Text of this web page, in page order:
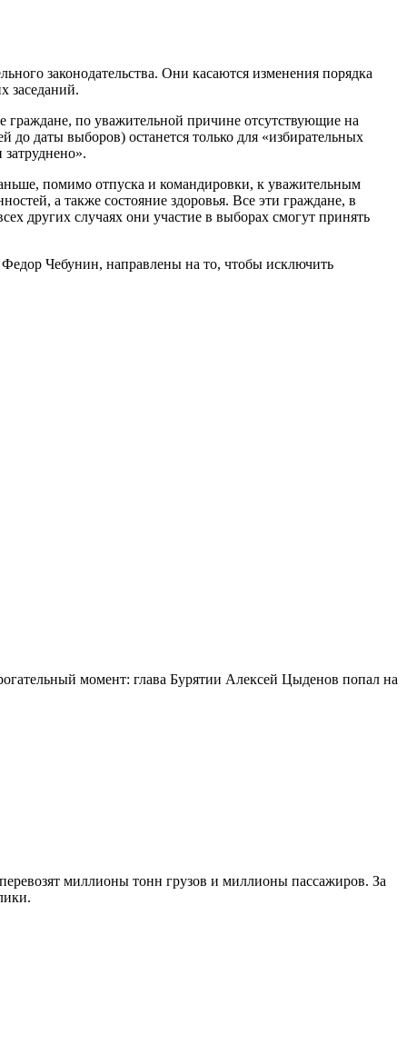
законодательства. Они касаются изменения порядка
заседаний.
граждане, по уважительной причине отсутствующие на
до даты выборов) останется только для «избирательных
помимо отпуска и командировки, к уважительным
а также состояние здоровья. Все эти граждане, в
других случаях они участие в выборах смогут принять
Федор Чебунин, направлены на то, чтобы исключить
момент: глава Бурятии Алексей Цыденов попал на
миллионы тонн грузов и миллионы пассажиров. За